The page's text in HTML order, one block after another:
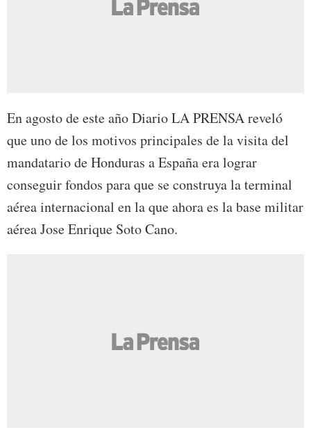
En agosto de este año Diario LA PRENSA reveló
que uno de los motivos principales de la visita del
mandatario de Honduras a España era lograr
conseguir fondos para que se construya la terminal
aérea internacional en la que ahora es la base militar
aérea Jose Enrique Soto Cano.